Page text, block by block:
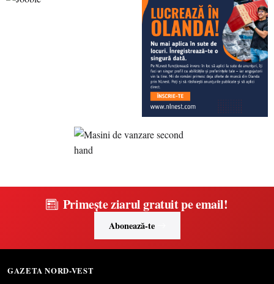
Primește ziarul gratuit pe email!
Abonează-te
GAZETA NORD-VEST